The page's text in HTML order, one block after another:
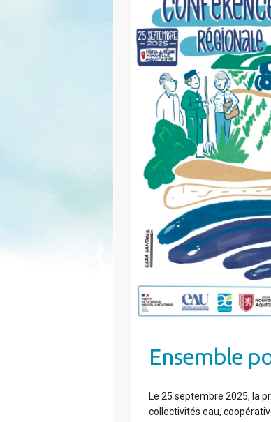
Ensemble
Le 25 septembre 2025, la
collectivités eau,